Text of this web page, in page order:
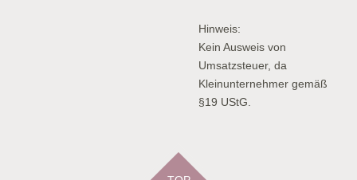
Hinweis:
Kein Ausweis von
Umsatzsteuer, da
Kleinunternehmer gemäß
§19 UStG.